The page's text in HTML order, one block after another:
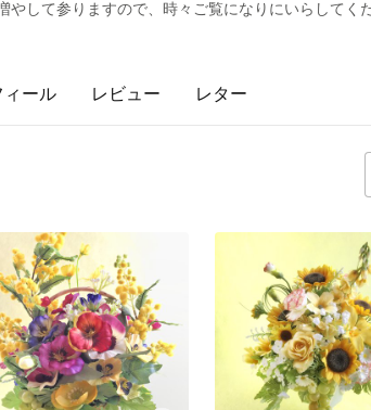
やして参りますので、時々ご覧になりにいらしてく
ィール レビュー レター